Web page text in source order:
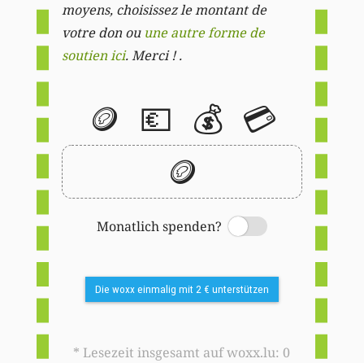
moyens, choisissez le montant de
votre don ou une autre forme de
soutien ici. Merci ! .
🪙 💶 💰 💳
🪙
Monatlich spenden?
Switch
Die woxx einmalig mit 2 € unterstützen
* Lesezeit insgesamt auf woxx.lu: 0